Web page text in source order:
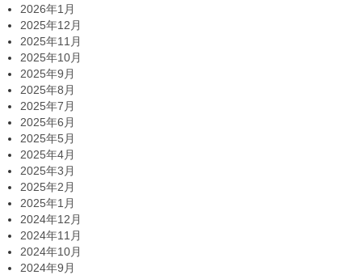
2026年1月
2025年12月
2025年11月
2025年10月
2025年9月
2025年8月
2025年7月
2025年6月
2025年5月
2025年4月
2025年3月
2025年2月
2025年1月
2024年12月
2024年11月
2024年10月
2024年9月